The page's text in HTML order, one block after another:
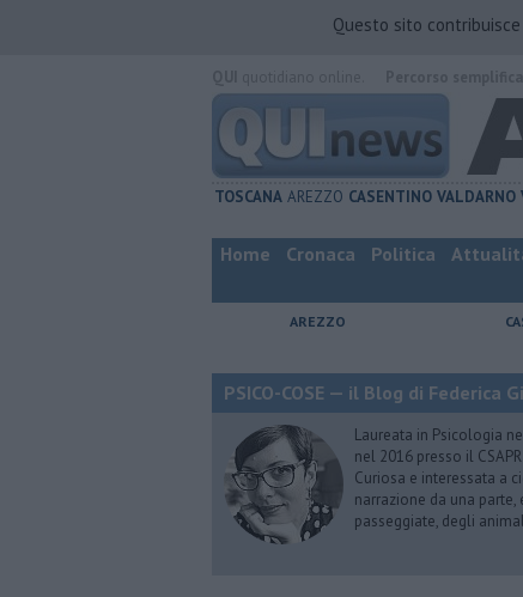
Questo sito
TOSCANA AREZZO CASENTINO VALDARNO
Home Cronaca Politica
AREZZO
PSICO-COSE — il Blog di Federica
Laureata in Psicologia
nel 2016 presso il
Curiosa e interessata a
narrazione da una
passeggiate, degli